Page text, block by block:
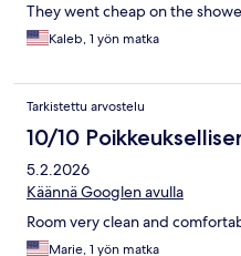
They went cheap on the
Kaleb, 1 yön matka
Tarkistettu arvostelu
10/10
5.2.2026
Käännä Googlen avulla
Room very clean and
Marie, 1 yön matka